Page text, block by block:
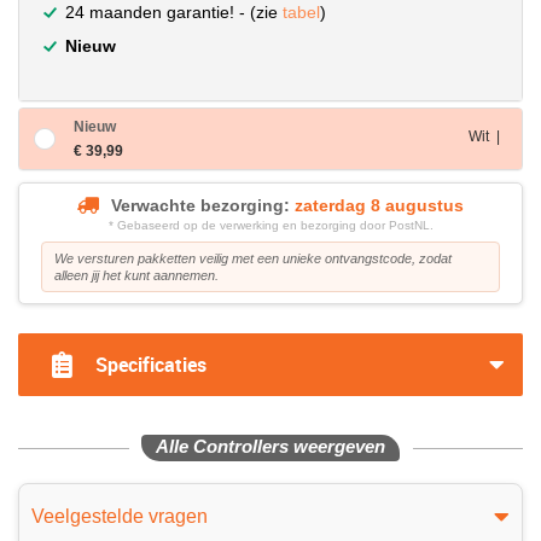
24 maanden garantie! - (zie tabel)
Nieuw
Nieuw
€ 39,99
Wit |
Verwachte bezorging: zaterdag 8 augustus
* Gebaseerd op de verwerking en bezorging door PostNL.
We versturen pakketten veilig met een unieke ontvangstcode, zodat
alleen jij het kunt aannemen.
Specificaties
Alle Controllers weergeven
Veelgestelde vragen